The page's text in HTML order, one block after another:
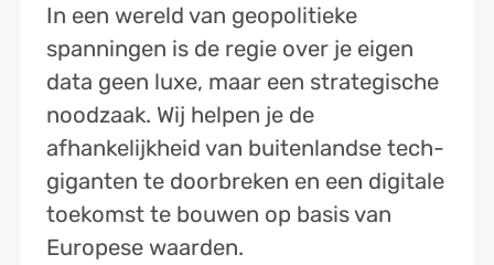
In een wereld van geopolitieke
spanningen is de regie over je eigen
data geen luxe, maar een strategische
noodzaak. Wij helpen je de
afhankelijkheid van buitenlandse tech-
giganten te doorbreken en een digitale
toekomst te bouwen op basis van
Europese waarden.